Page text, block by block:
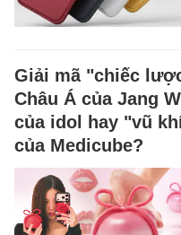
Giải mã "chiếc
Châu Á của Jang
của idol hay "vũ
của Medicube?